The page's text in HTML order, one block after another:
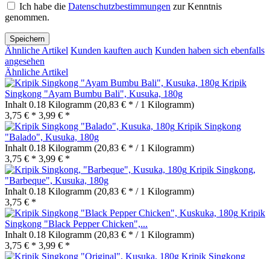
Ich habe die Datenschutzbestimmungen zur Kenntnis
genommen.
Speichern
Ähnliche Artikel Kunden kauften auch Kunden haben sich ebenfalls
angesehen
Ähnliche Artikel
Kripik
Singkong "Ayam Bumbu Bali", Kusuka, 180g
Inhalt 0.18 Kilogramm (20,83 € * / 1 Kilogramm)
3,75 € * 3,99 € *
Kripik Singkong
"Balado", Kusuka, 180g
Inhalt 0.18 Kilogramm (20,83 € * / 1 Kilogramm)
3,75 € * 3,99 € *
Kripik Singkong,
"Barbeque", Kusuka, 180g
Inhalt 0.18 Kilogramm (20,83 € * / 1 Kilogramm)
3,75 € *
Kripik
Singkong "Black Pepper Chicken",...
Inhalt 0.18 Kilogramm (20,83 € * / 1 Kilogramm)
3,75 € * 3,99 € *
Kripik Singkong